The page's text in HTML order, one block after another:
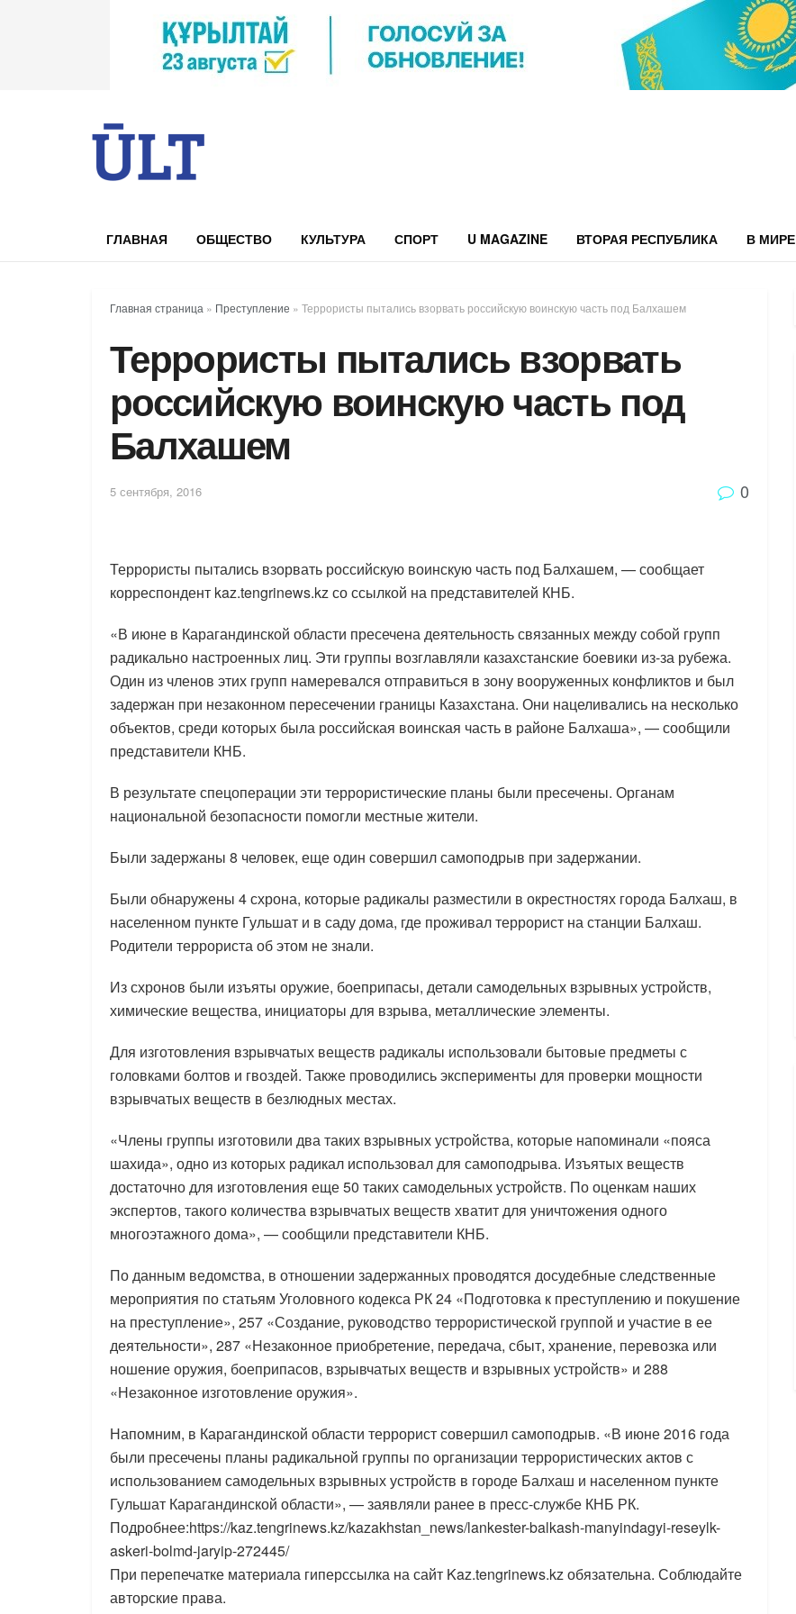
ГЛАВНАЯ ОБЩЕСТВО КУЛЬТУРА СПОРТ U MAGAZINE ВТОРАЯ РЕСПУБЛИКА В МИРЕ
Главная страница » Преступление » Террористы пытались взорвать российскую воинскую часть под Балхашем
Террористы пытались взорвать
российскую воинскую часть под
Балхашем
5 сентября, 2016 0
Террористы пытались взорвать российскую воинскую часть под Балхашем, — сообщает
корреспондент kaz.tengrinews.kz со ссылкой на представителей КНБ.
«В июне в Карагандинской области пресечена деятельность связанных между собой групп
радикально настроенных лиц. Эти группы возглавляли казахстанские боевики из-за рубежа.
Один из членов этих групп намеревался отправиться в зону вооруженных конфликтов и был
задержан при незаконном пересечении границы Казахстана. Они нацеливались на несколько
объектов, среди которых была российская воинская часть в районе Балхаша», — сообщили
представители КНБ.
В результате спецоперации эти террористические планы были пресечены. Органам
национальной безопасности помогли местные жители.
Были задержаны 8 человек, еще один совершил самоподрыв при задержании.
Были обнаружены 4 схрона, которые радикалы разместили в окрестностях города Балхаш, в
населенном пункте Гульшат и в саду дома, где проживал террорист на станции Балхаш.
Родители террориста об этом не знали.
Из схронов были изъяты оружие, боеприпасы, детали самодельных взрывных устройств,
химические вещества, инициаторы для взрыва, металлические элементы.
Для изготовления взрывчатых веществ радикалы использовали бытовые предметы с
головками болтов и гвоздей. Также проводились эксперименты для проверки мощности
взрывчатых веществ в безлюдных местах.
«Члены группы изготовили два таких взрывных устройства, которые напоминали «пояса
шахида», одно из которых радикал использовал для самоподрыва. Изъятых веществ
достаточно для изготовления еще 50 таких самодельных устройств. По оценкам наших
экспертов, такого количества взрывчатых веществ хватит для уничтожения одного
многоэтажного дома», — сообщили представители КНБ.
По данным ведомства, в отношении задержанных проводятся досудебные следственные
мероприятия по статьям Уголовного кодекса РК 24 «Подготовка к преступлению и покушение
на преступление», 257 «Создание, руководство террористической группой и участие в ее
деятельности», 287 «Незаконное приобретение, передача, сбыт, хранение, перевозка или
ношение оружия, боеприпасов, взрывчатых веществ и взрывных устройств» и 288
«Незаконное изготовление оружия».
Напомним, в Карагандинской области террорист совершил самоподрыв. «В июне 2016 года
были пресечены планы радикальной группы по организации террористических актов с
использованием самодельных взрывных устройств в городе Балхаш и населенном пункте
Гульшат Карагандинской области», — заявляли ранее в пресс-службе КНБ РК.
Подробнее:https://kaz.tengrinews.kz/kazakhstan_news/lankester-balkash-manyindagyi-reseylk-
askeri-bolmd-jaryip-272445/
При перепечатке материала гиперссылка на сайт Kaz.tengrinews.kz обязательна. Соблюдайте
авторские права.